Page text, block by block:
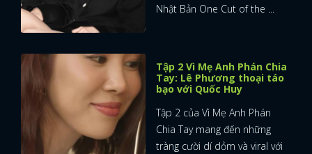
Nhật Bản One Cut of the ...
Tập 2 Vì Mẹ Anh Phán Chia
Tay: Lê Phương thoại táo
bạo với Quốc Huy
Tập 2 của Vì Mẹ Anh Phán
Chia Tay mang đến những
tràng cười dí dỏm và viral với